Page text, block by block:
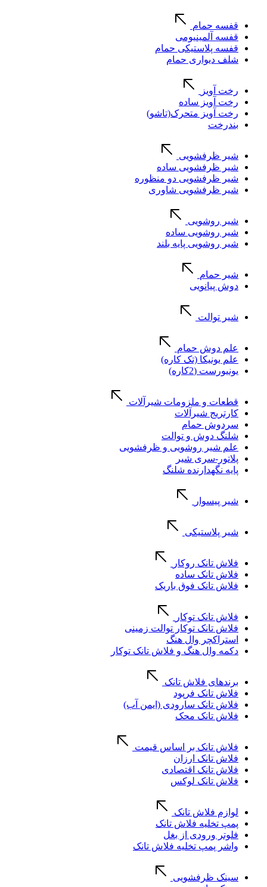
قفسه حمام
قفسه آلمینیومی
قفسه پلاستیکی حمام
شلف دیواری حمام
رخت آویز
رخت آویز ساده
رخت آویز متحرک(تاشو)
بندرخت
شیر ظرفشویی
شیر ظرفشویی ساده
شیر ظرفشویی دو منظوره
شیر ظرفشویی شاوری
شیر روشویی
شیر روشویی ساده
شیر روشویی پایه بلند
شیر حمام
دوش پیانویی
شیر توالت
علم دوش حمام
علم یونیکا (تک کاره)
یونیورست (2کاره)
قطعات و ملزومات شیرآلات
کارتریج شیرآلات
سردوش حمام
شلنگ دوش و توالت
علم شیر روشویی و ظرفشویی
پلاتور-سری شیر
پایه نگهدارنده شلنگ
شیر پیسوار
شیر پلاستیکی
فلاش تانک روکار
فلاش تانک ساده
فلاش تانک فوق باریک
فلاش تانک توکار
فلاش تانک توکار توالت زمینی
استراکچر وال هنگ
دکمه وال هنگ و فلاش تانک توکار
برندهای فلاش تانک
فلاش تانک فرپود
فلاش تانک سارودی (ایمن آب)
فلاش تانک محک
فلاش تانک بر اساس قیمت
فلاش تانک ارزان
فلاش تانک اقتصادی
فلاش تانک لوکس
لوازم فلاش تانک
پمپ تخلیه فلاش تانک
فلوتر ورودی از بغل
واشر پمپ تخلیه فلاش تانک
سینک ظرفشویی